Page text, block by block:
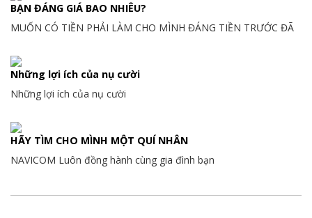
BẠN ĐÁNG GIÁ BAO NHIÊU?
MUỐN CÓ TIỀN PHẢI LÀM CHO MÌNH ĐÁNG TIỀN TRƯỚC ĐÃ
Những lợi ích của nụ cười
Những lợi ích của nụ cười
HÃY TÌM CHO MÌNH MỘT QUÍ NHÂN
NAVICOM Luôn đồng hành cùng gia đình bạn